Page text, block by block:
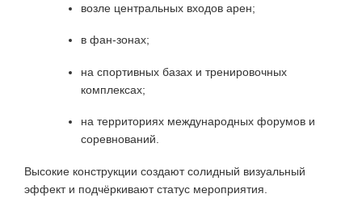
возле центральных входов арен;
в фан-зонах;
на спортивных базах и тренировочных
комплексах;
на территориях международных форумов и
соревнований.
Высокие конструкции создают солидный визуальный
эффект и подчёркивают статус мероприятия.